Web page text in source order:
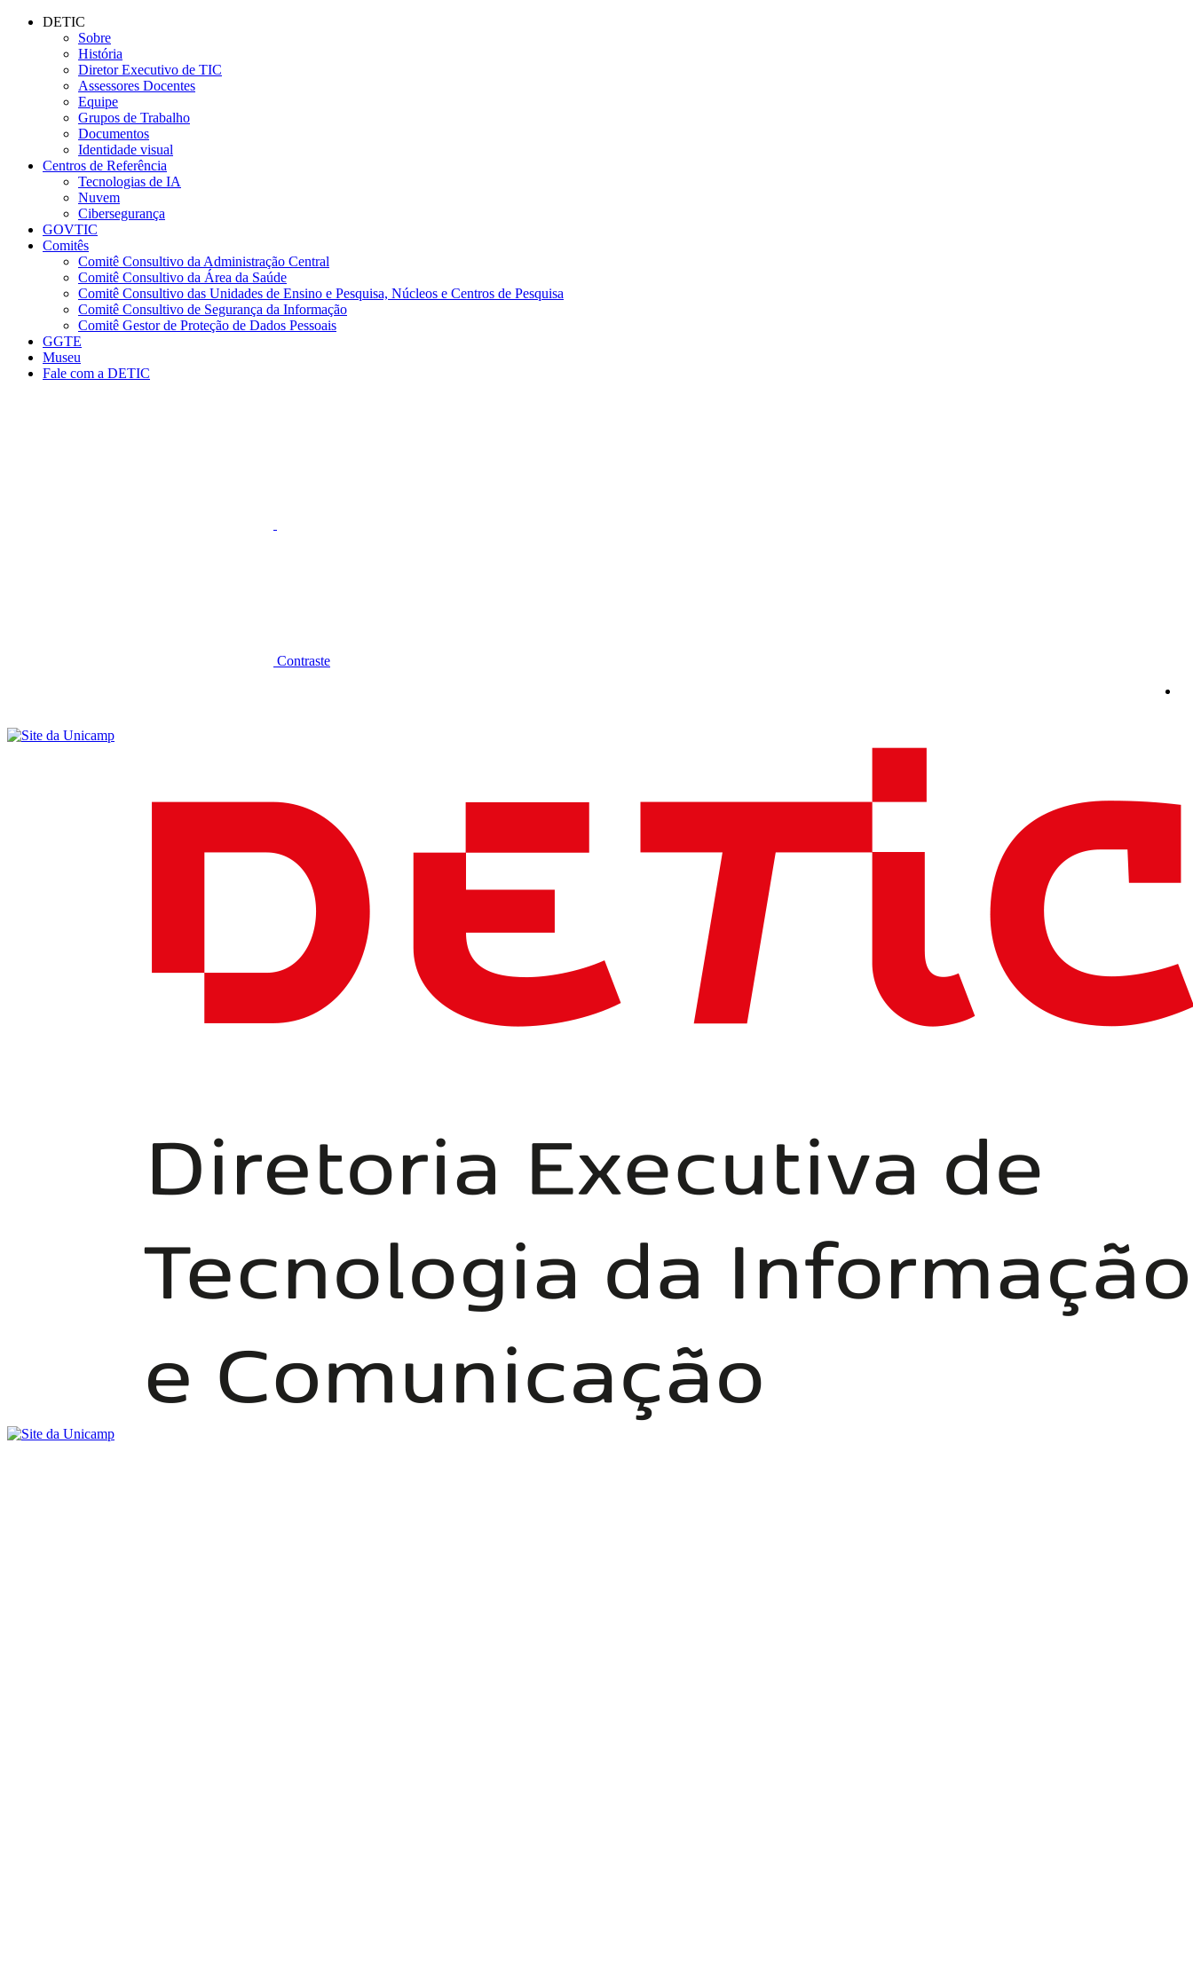
Conteúdo principal
DETIC
Sobre
História
Diretor Executivo de TIC
Assessores Docentes
Equipe
Grupos de Trabalho
Documentos
Identidade visual
Centros de Referência
Tecnologias de IA
Nuvem
Cibersegurança
GOVTIC
Comitês
Comitê Consultivo da Administração Central
Comitê Consultivo da Área da Saúde
Comitê Consultivo das Unidades de Ensino e Pesquisa, Núcleos e Centros de Pesquisa
Comitê Consultivo de Segurança da Informação
Comitê Gestor de Proteção de Dados Pessoais
GGTE
Museu
Fale com a DETIC
Contraste